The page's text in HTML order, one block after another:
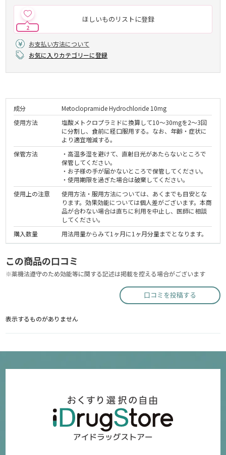
ほしいものリストに登録
2
お支払い方法について
お気に入りカテゴリーに登録
成分
Metoclopramide Hydrochloride 10mg
使用方法
塩酸メトクロプラミドに換算して10～30mgを2～3回
に分割し、食前に経口服用する。なお、年齢・症状に
より適宜増減する。
保管方法
・高温多湿を避けて、直射日光があたらないところで
保管してください。
・お子様の手が届かないところで保管してください。
・使用期限を過ぎた場合は破棄してください。
使用上の注意
使用方法・服用方法については、あくまでも目安とな
ります。効果効能については個人差がございます。本商
品が合わない場合は直ちに利用を中止し、医師に相談
してください。
購入数量
用法用量からみて1ヶ月に1ヶ月分量までとなります。
この商品の口コミ
※薬機法遵守のため効能等に関する記述は掲載を控える場合がございます
口コミを投稿する
表示するものがありません